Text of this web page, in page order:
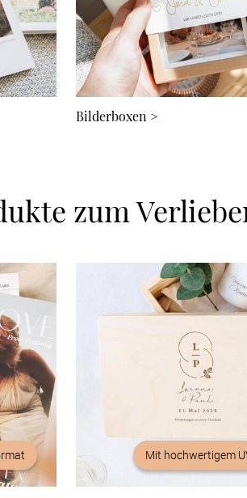
Bilderboxen >
zum
Mit hochwertigem